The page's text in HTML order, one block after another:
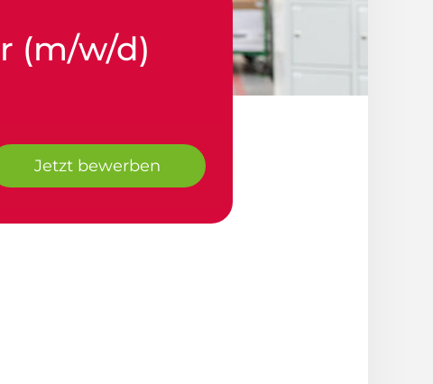
(m/w/d)
Jetzt bewerben